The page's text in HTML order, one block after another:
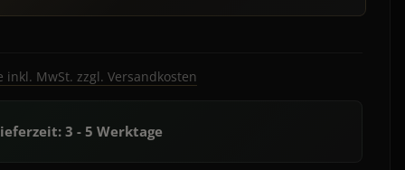
inkl. MwSt. zzgl. Versandkosten
3 - 5 Werktage